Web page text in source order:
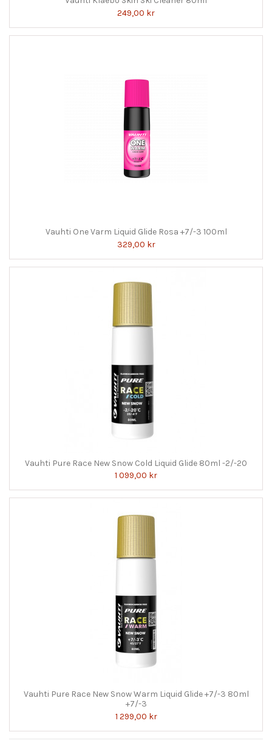
249,00 kr
Vauhti One Varm Liquid Glide Rosa +7/-3 100ml
329,00 kr
Vauhti Pure Race New Snow Cold Liquid Glide 80ml -2/-20
1 099,00 kr
Vauhti Pure Race New Snow Warm Liquid Glide +7/-3 80ml
+7/-3
1 299,00 kr